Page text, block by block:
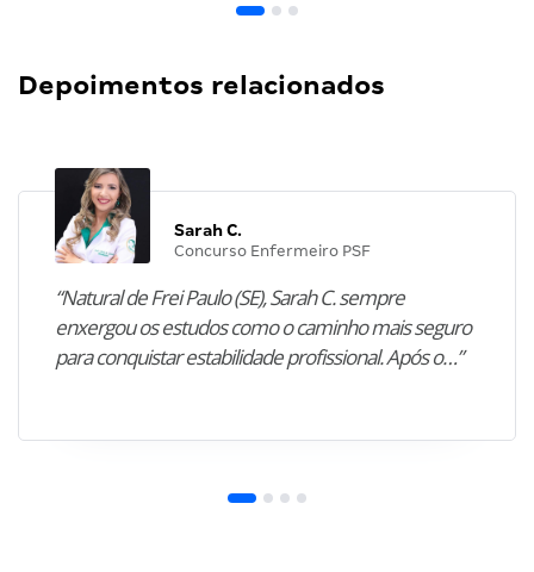
Depoimentos relacionados
Sarah C.
Concurso Enfermeiro PSF
“Natural de Frei Paulo (SE), Sarah C. sempre
enxergou os estudos como o caminho mais seguro
para conquistar estabilidade profissional. Após o…”